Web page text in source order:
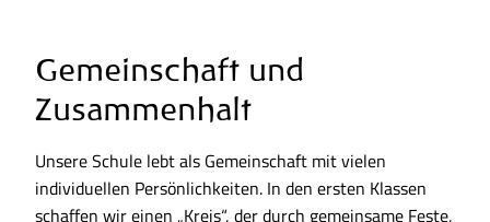
Gemeinschaft und
Zusammenhalt
Unsere Schule lebt als Gemeinschaft mit vielen
individuellen Persönlichkeiten. In den ersten Klassen
schaffen wir einen „Kreis“, der durch gemeinsame Feste,